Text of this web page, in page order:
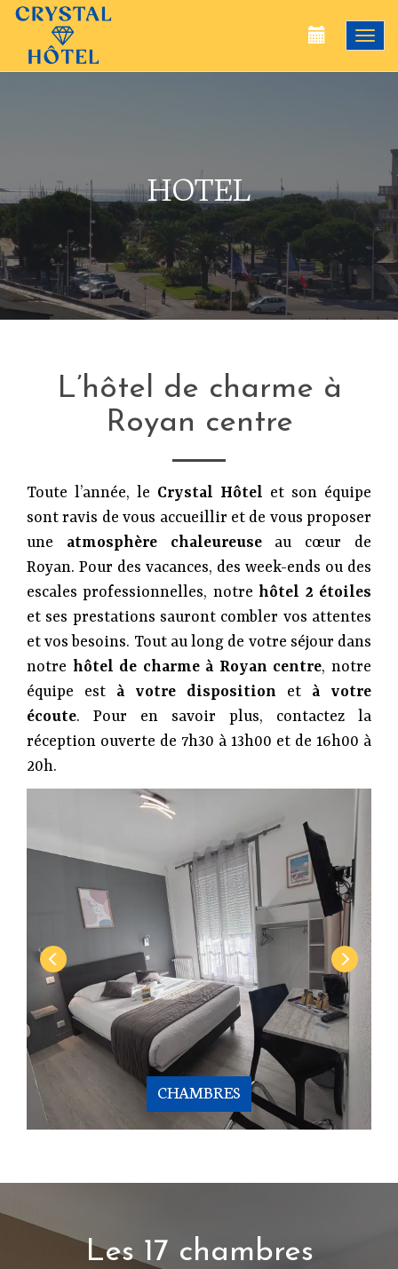
HOTEL
L’hôtel de charme à
Royan centre
Toute l’année, le Crystal Hôtel et son équipe
sont ravis de vous accueillir et de vous proposer
une atmosphère chaleureuseau cœur de
Royan. Pour des vacances, des week-ends ou des
escales professionnelles, notre hôtel 2 étoiles
et ses prestations sauront combler vos attentes
et vos besoins. Tout au long de votre séjour dans
notre hôtel de charme à Royan centre, notre
équipe est à votre disposition et à votre
écoute. Pour en savoir plus, contactez la
réception ouverte de 7h30 à 13h00 et de 16h00 à
20h.
CHAMBRES
Les 17 chambres